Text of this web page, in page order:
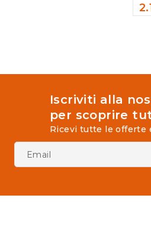
0
Iscriviti alla
per scoprire
Ricevi tutte le offerte